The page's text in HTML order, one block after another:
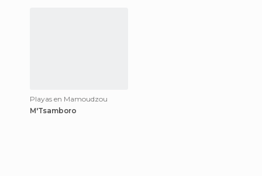
Playas en Mamoudzou
M'Tsamboro